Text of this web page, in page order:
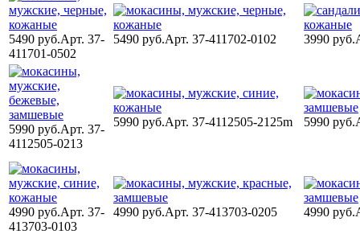
5490 руб.Арт. 37-
411701-0502
5490 руб.Арт. 37-411702-0102 3990 руб.
5990 руб.Арт. 37-
4112505-0213
5990 руб.Арт. 37-4112505-2125m 5990 руб.
4990 руб.Арт. 37-
413703-0103
4990 руб.Арт. 37-413703-0205 4990 руб.